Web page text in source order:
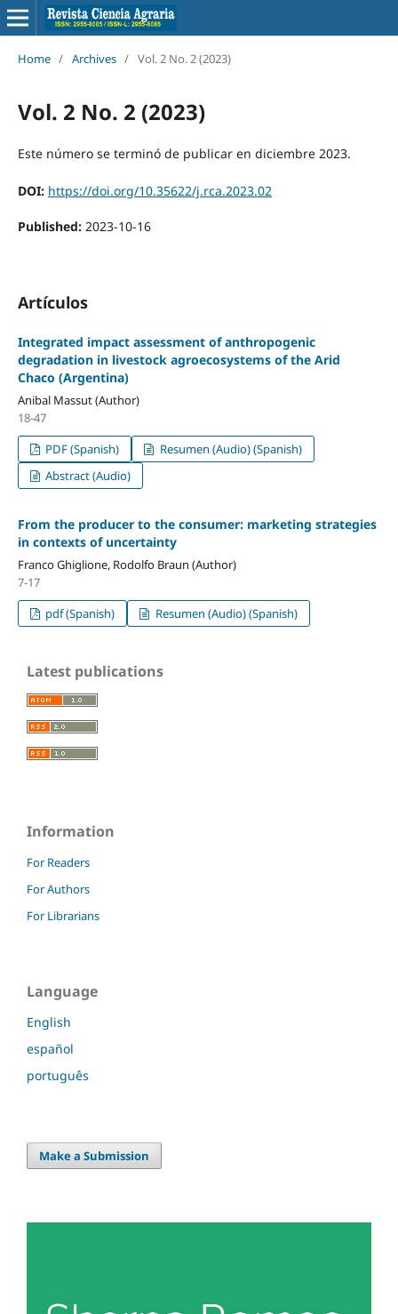
Home / Archives / Vol. 2 No. 2 (2023)
Vol. 2 No. 2 (2023)
Este número se terminó de publicar en diciembre 2023.
DOI: https://doi.org/10.35622/j.rca.2023.02
Published: 2023-10-16
Artículos
Integrated impact assessment of anthropogenic
degradation in livestock agroecosystems of the Arid
Chaco (Argentina)
Anibal Massut (Author)
18-47
PDF (Spanish)
Resumen (Audio) (Spanish)
Abstract (Audio)
From the producer to the consumer: marketing strategies
in contexts of uncertainty
Franco Ghiglione, Rodolfo Braun (Author)
7-17
pdf (Spanish)
Resumen (Audio) (Spanish)
Latest publications
Information
For Readers
For Authors
For Librarians
Language
English
español
português
Make a Submission